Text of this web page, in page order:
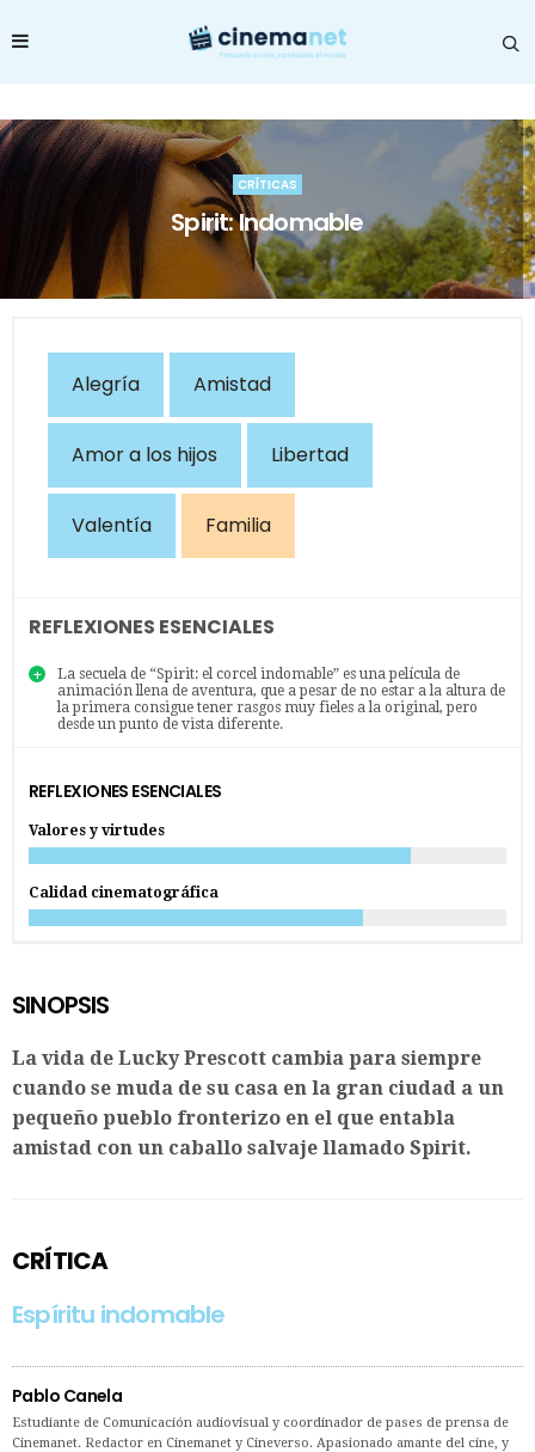
CRÍTICAS
Spirit: Indomable
Alegría Amistad
Amor a los hijos Libertad
Valentía Familia
REFLEXIONES ESENCIALES
La secuela de “Spirit: el corcel indomable” es una película de
animación llena de aventura, que a pesar de no estar a la altura de
la primera consigue tener rasgos muy fieles a la original, pero
desde un punto de vista diferente.
REFLEXIONES ESENCIALES
Valores y virtudes
Calidad cinematográfica
SINOPSIS
La vida de Lucky Prescott cambia para siempre
cuando se muda de su casa en la gran ciudad a un
pequeño pueblo fronterizo en el que entabla
amistad con un caballo salvaje llamado Spirit.
CRÍTICA
Espíritu indomable
Pablo Canela
Estudiante de Comunicación audiovisual y coordinador de pases de prensa de
Cinemanet. Redactor en Cinemanet y Cineverso. Apasionado amante del cine, y